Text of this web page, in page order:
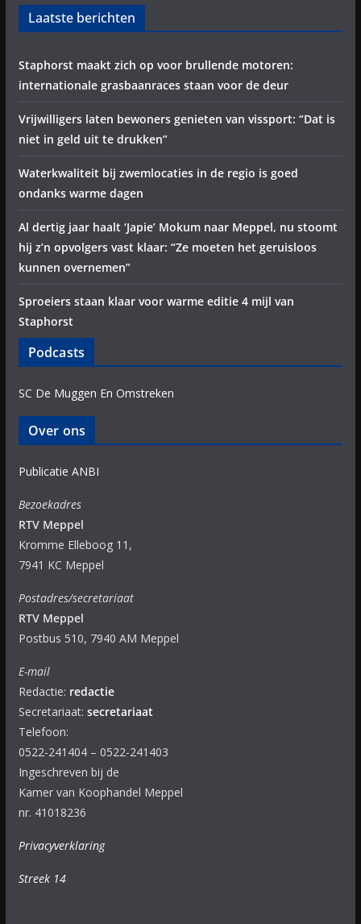
Laatste berichten
Staphorst maakt zich op voor brullende motoren:
internationale grasbaanraces staan voor de deur
Vrijwilligers laten bewoners genieten van vissport: “Dat is
niet in geld uit te drukken”
Waterkwaliteit bij zwemlocaties in de regio is goed
ondanks warme dagen
Al dertig jaar haalt ‘Japie’ Mokum naar Meppel, nu stoomt
hij z’n opvolgers vast klaar: “Ze moeten het geruisloos
kunnen overnemen”
Sproeiers staan klaar voor warme editie 4 mijl van
Staphorst
Podcasts
SC De Muggen En Omstreken
Over ons
Publicatie ANBI
Bezoekadres
RTV Meppel
Kromme Elleboog 11,
7941 KC Meppel
Postadres/secretariaat
RTV Meppel
Postbus 510, 7940 AM Meppel
E-mail
Redactie: redactie
Secretariaat: secretariaat
Telefoon:
0522-241404 – 0522-241403
Ingeschreven bij de
Kamer van Koophandel Meppel
nr. 41018236
Privacyverklaring
Streek 14